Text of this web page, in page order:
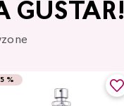
GUSTAR!
5 %